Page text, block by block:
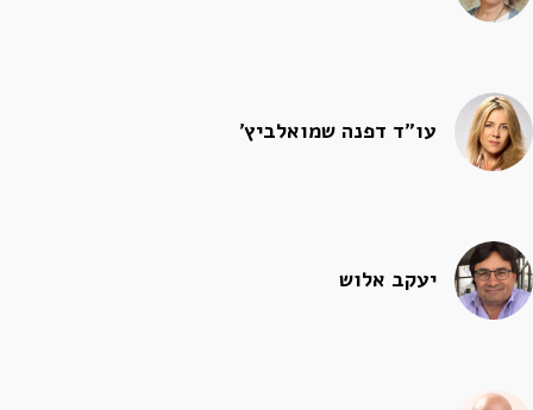
עו"ד דפנה שמואלביץ'
יעקב אלוש